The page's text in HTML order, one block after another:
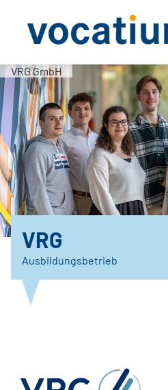
VRG GmbH
VRG
Ausbildungsbetrieb